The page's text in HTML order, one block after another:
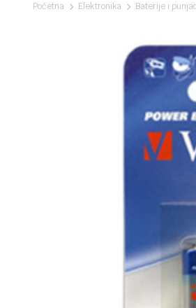
Početna Elektronika Baterije i